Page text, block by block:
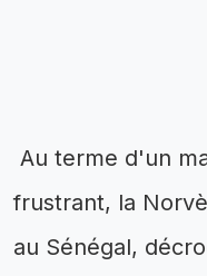
Au terme d'un
frustrant, la
au Sénégal,